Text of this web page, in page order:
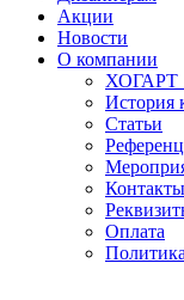
Акции
Новости
О компании
История
Статьи
Контакты
Оплата